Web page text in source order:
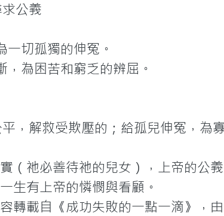
公義
切孤獨的伸冤。
為困苦和窮乏的辨屈。
，解救受欺壓的；給孤兒伸冤，為
（祂必善待祂的兒女），上帝的公
生有上帝的憐憫與看顧。
轉載自《成功失敗的一點一滴》，